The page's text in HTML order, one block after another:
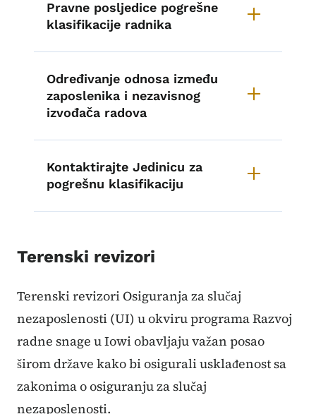
Pravne posljedice pogrešne
klasifikacije radnika
Određivanje odnosa između
zaposlenika i nezavisnog
izvođača radova
Kontaktirajte Jedinicu za
pogrešnu klasifikaciju
Terenski revizori
Terenski revizori Osiguranja za slučaj
nezaposlenosti (UI) u okviru programa Razvoj
radne snage u Iowi obavljaju važan posao
širom države kako bi osigurali usklađenost sa
zakonima o osiguranju za slučaj
nezaposlenosti.